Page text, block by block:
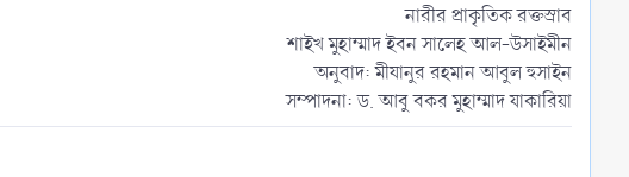
নারীর প্রাকৃতিক রক্তস্রাব
শাইখ মুহাম্মাদ ইবন সালেহ আল-উসাইমীন
অনুবাদ: মীযানুর রহমান আবুল হুসাইন
সম্পাদনা: ড. আবু বকর মুহাম্মাদ যাকারিয়া​